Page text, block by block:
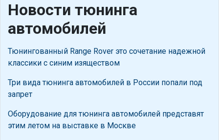
Новости тюнинга
автомобилей
Тюнингованный Range Rover это сочетание надежной
классики с синим изяществом
Три вида тюнинга автомобилей в России попали под
запрет
Оборудование для тюнинга автомобилей представят
этим летом на выставке в Москве